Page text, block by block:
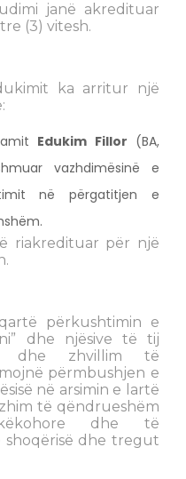
janë akredituar
(3) vitesh.
ka arritur një
Edukim Fillor (BA,
vazhdimësinë e
në përgatitjen e
riakredituar për një
përkushtimin e
dhe njësive të tij
dhe zhvillim të
përmbushjen e
në arsimin e lartë
të qëndrueshëm
dhe të
dhe tregut